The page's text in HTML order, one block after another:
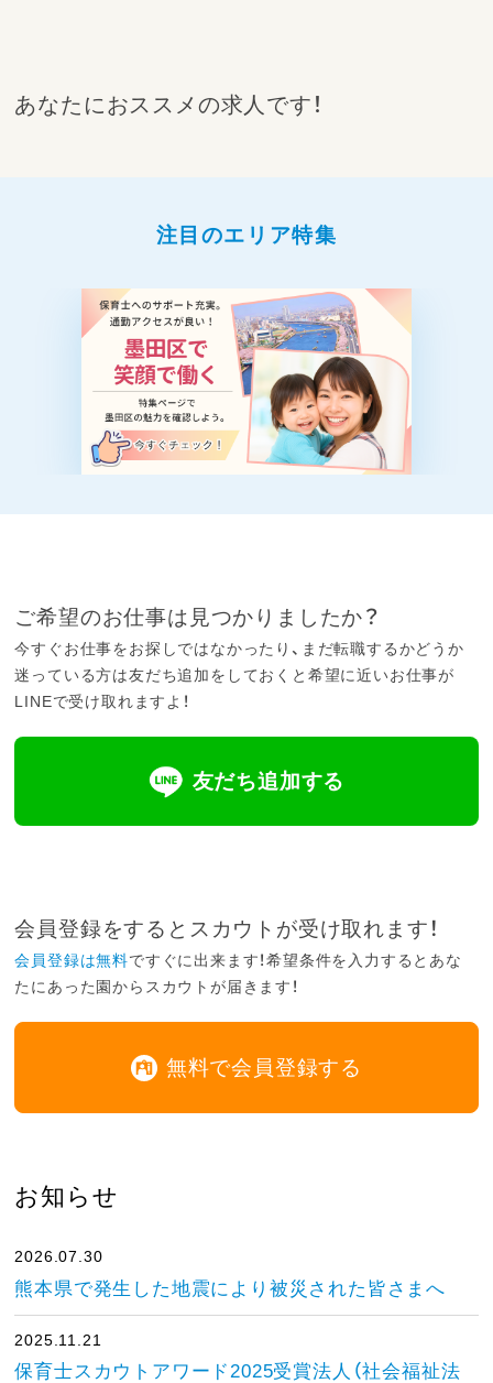
あなたにおススメの求人です！
注目のエリア特集
ご希望のお仕事は見つかりましたか？
今すぐお仕事をお探しではなかったり、まだ転職するかどうか
迷っている方は友だち追加をしておくと希望に近いお仕事が
LINEで受け取れますよ！
友だち追加する
会員登録をするとスカウトが受け取れます！
会員登録は無料ですぐに出来ます！希望条件を入力するとあな
たにあった園からスカウトが届きます！
無料で会員登録する
お知らせ
2026.07.30
熊本県で発生した地震により被災された皆さまへ
2025.11.21
保育士スカウトアワード2025受賞法人（社会福祉法